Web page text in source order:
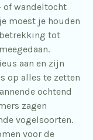
wandeltocht
moest je houden
tot
aan en zijn
op alles te zetten
ochtend
zagen
vogelsoorten.
voor de